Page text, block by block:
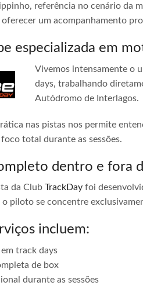
referência no cenário da
oferecer um acompanhamento
especializada em
Vivemos intensamente o
days, trabalhando
Autódromo de Interlagos.
nas pistas nos permite
total durante as sessões.
dentro e fora
da Club TrackDay foi
piloto se concentre
incluem:
track days
de box
durante as sessões